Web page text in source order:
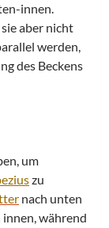
innen.
aber nicht
werden,
des Beckens
um
zu
nach unten
innen, während